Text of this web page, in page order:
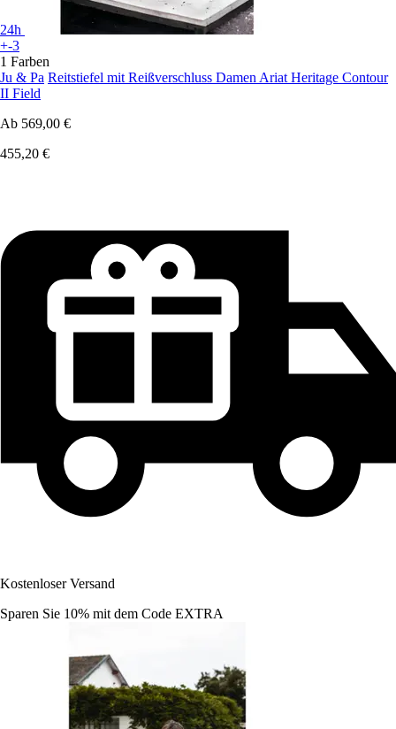
24h
+-3
1 Farben
Ju & Pa Reitstiefel mit Reißverschluss Damen Ariat Heritage Contour
II Field
Ab 569,00 €
455,20 €
Kostenloser Versand
Sparen Sie 10% mit dem Code EXTRA